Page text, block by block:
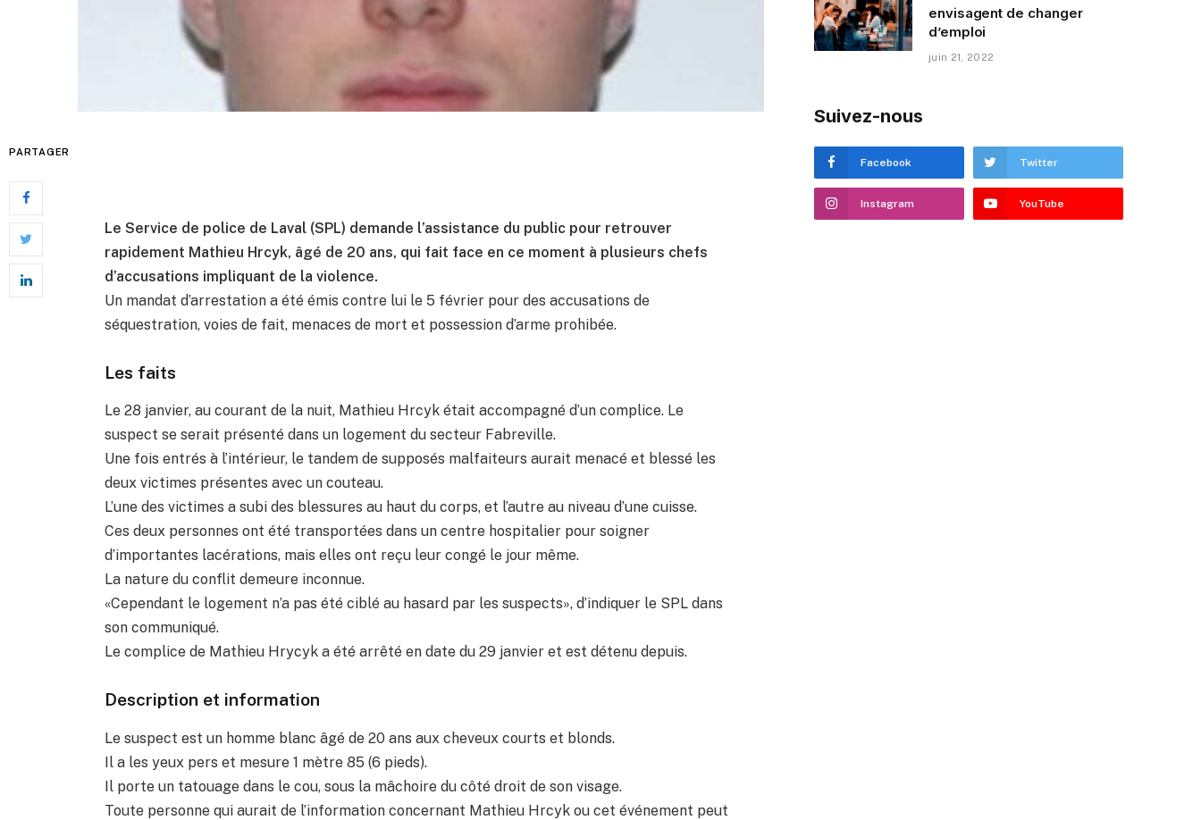
PARTAGER
Le Service de police de Laval (SPL) demande l’assistance du public pour retrouver
rapidement Mathieu Hrcyk, âgé de 20 ans, qui fait face en ce moment à plusieurs chefs
d’accusations impliquant de la violence.
Un mandat d’arrestation a été émis contre lui le 5 février pour des accusations de
séquestration, voies de fait, menaces de mort et possession d’arme prohibée.
Les faits
Le 28 janvier, au courant de la nuit, Mathieu Hrcyk était accompagné d’un complice. Le
suspect se serait présenté dans un logement du secteur Fabreville.
Une fois entrés à l’intérieur, le tandem de supposés malfaiteurs aurait menacé et blessé les
deux victimes présentes avec un couteau.
L’une des victimes a subi des blessures au haut du corps, et l’autre au niveau d’une cuisse.
Ces deux personnes ont été transportées dans un centre hospitalier pour soigner
d’importantes lacérations, mais elles ont reçu leur congé le jour même.
La nature du conflit demeure inconnue.
«Cependant le logement n’a pas été ciblé au hasard par les suspects», d’indiquer le SPL dans
son communiqué.
Le complice de Mathieu Hrycyk a été arrêté en date du 29 janvier et est détenu depuis.
Description et information
Le suspect est un homme blanc âgé de 20 ans aux cheveux courts et blonds.
Il a les yeux pers et mesure 1 mètre 85 (6 pieds).
Il porte un tatouage dans le cou, sous la mâchoire du côté droit de son visage.
Toute personne qui aurait de l’information concernant Mathieu Hrcyk ou cet événement peut
envisagent de changer
d’emploi
juin 21, 2022
Suivez-nous
Facebook Twitter
Instagram YouTube